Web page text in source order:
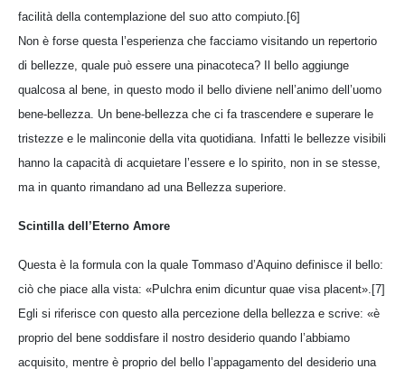
facilità della contemplazione del suo atto compiuto.[6]
Non è forse questa l’esperienza che facciamo visitando un repertorio
di bellezze, quale può essere una pinacoteca? Il bello aggiunge
qualcosa al bene, in questo modo il bello diviene nell’animo dell’uomo
bene-bellezza. Un bene-bellezza che ci fa trascendere e superare le
tristezze e le malinconie della vita quotidiana. Infatti le bellezze visibili
hanno la capacità di acquietare l’essere e lo spirito, non in se stesse,
ma in quanto rimandano ad una Bellezza superiore.
Scintilla dell’Eterno Amore
Questa è la formula con la quale Tommaso d’Aquino definisce il bello:
ciò che piace alla vista: «Pulchra enim dicuntur quae visa placent».[7]
Egli si riferisce con questo alla percezione della bellezza e scrive: «è
proprio del bene soddisfare il nostro desiderio quando l’abbiamo
acquisito, mentre è proprio del bello l’appagamento del desiderio una